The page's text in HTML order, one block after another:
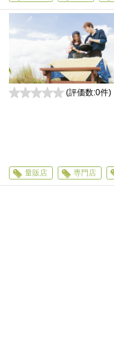
(評価数:0件)
量販店 専門店